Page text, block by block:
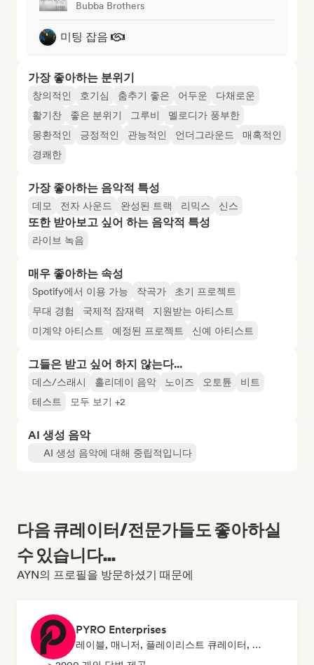
Bubba Brothers
미팅 잡음
가장 좋아하는 분위기
창의적인 호기심 춤추기 좋은 어두운
다채로운
활기찬
좋은 분위기 그루비
멜로디가 풍부한
몽환적인
긍정적인 관능적인 언더그라운드
매혹적인
경쾌한
가장 좋아하는 음악적 특성
데모 전자 사운드 완성된 트랙 리믹스 신스
또한 받아보고 싶어 하는 음악적 특성
라이브 녹음
매우 좋아하는 속성
Spotify에서 이용 가능 작곡가
초기 프로젝트
무대 경험
국제적 잠재력
지원받는 아티스트
미계약 아티스트
예정된 프로젝트 신예 아티스트
그들은 받고 싶어 하지 않는다...
데스/스래시 홀리데이 음악 노이즈 오토튠
비트
테스트
모두 보기 +2
AI 생성 음악
AI 생성 음악에 대해 중립적입니다
다음 큐레이터/전문가들도 좋아하실
수 있습니다...
AYN의 프로필을 방문하셨기 때문에
PYRO Enterprises
레이블, 매니저, 플레이리스트 큐레이터, 사운드 전문가